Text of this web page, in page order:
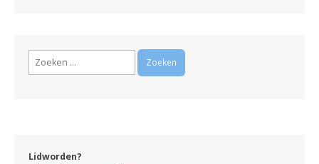
Zoeken
Lidworden?